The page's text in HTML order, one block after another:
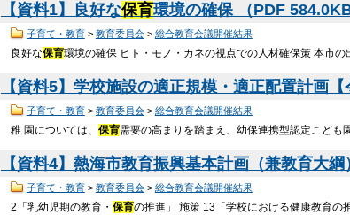
【資料1】良好な保育環境の確保 （PDF
子育て・教育> 教育委員会> 総合教育会議開催結果
良好な保育環境の確保 ヒト・モノ・カネの視点での人材確保策 本市
【資料5】学校施設の適正規模・適正配置計画
子育て・教育> 教育委員会> 総合教育会議開催結果
稚 園については、保育需要の高まりを踏まえ、幼保連携型認定こど
【資料4】熱海市教育振興基本計画（兼教育大
子育て・教育> 教育委員会> 総合教育会議開催結果
2「乳幼児期の教育・保育の推進」 施策 13「学校における健康教育